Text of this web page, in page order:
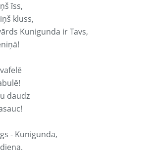
īss,
kluss,
Kunigunda ir Tavs,
daudz
- Kunigunda,